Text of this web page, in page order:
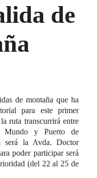
de
de montaña que ha
para este primer
ruta transcurrirá entre
y Puerto de
será la Avda. Doctor
poder participar será
(del 22 al 25 de